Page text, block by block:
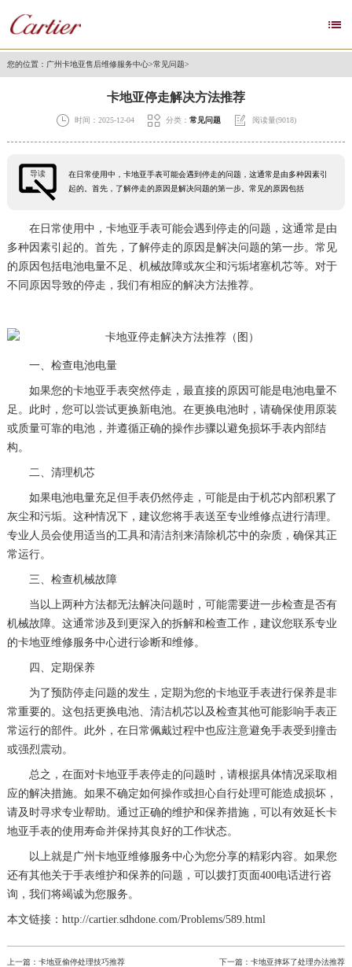

您的位置： 广州卡地亚售后维修服务中心>常见问题>
卡地亚停走解决方法推荐
 时间：2025-12-04  分类： 常见问题  阅读量(9018)
导读
在日常使用中，卡地亚手表可能会遇到停走的问题，这通常是由多种因素引
起的。首先，了解停走的原因是解决问题的第一步。常见的原因包括
在日常使用中，卡地亚手表可能会遇到停走的问题，这通常是由
多种因素引起的。首先，了解停走的原因是解决问题的第一步。常见
的原因包括电池电量不足、机械故障或灰尘和污垢堵塞机芯等。对于
不同原因导致的停走，我们有相应的解决方法推荐。
一、检查电池电量
如果您的卡地亚手表突然停走，最直接的原因可能是电池电量不
足。此时，您可以尝试更换新电池。在更换电池时，请确保使用原装
或质量可靠的电池，并遵循正确的操作步骤以避免损坏手表内部结
构。
二、清理机芯
如果电池电量充足但手表仍然停走，可能是由于机芯内部积累了
灰尘和污垢。这种情况下，建议您将手表送至专业维修点进行清理。
专业人员会使用适当的工具和清洁剂来清除机芯中的杂质，确保其正
常运行。
三、检查机械故障
当以上两种方法都无法解决问题时，可能需要进一步检查是否有
机械故障。这通常涉及到更深入的拆解和检查工作，建议您联系专业
的卡地亚维修服务中心进行诊断和维修。
四、定期保养
为了预防停走问题的发生，定期为您的卡地亚手表进行保养是非
常重要的。这包括更换电池、清洁机芯以及检查其他可能影响手表正
常运行的部件。此外，在日常佩戴过程中也应注意避免手表受到撞击
或强烈震动。
总之，在面对卡地亚手表停走的问题时，请根据具体情况采取相
应的解决措施。如果不确定如何操作或担心自行处理可能造成损坏，
请及时寻求专业帮助。通过正确的维护和保养措施，可以有效延长卡
地亚手表的使用寿命并保持其良好的工作状态。
以上就是 广州卡地亚维修服务中心为您分享的精彩内容。如果您
还有其他关于手表维护和保养的问题，可以拨打页面400电话进行咨
询，我们将竭诚为您服务。
本文链接：http://cartier.sdhdone.com/Problems/589.html
上一篇： 卡地亚偷停处理技巧推荐 下一篇：卡地亚摔坏了处理办法推荐